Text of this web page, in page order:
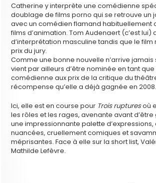
Catherine y interprète une comédienne
doublage de films porno qui se retrouve un
avec un comédien flamand habituellement
films d’animation. Tom Audenaert (c’est
d’interprétation masculine tandis que le
prix du jury.
Comme une bonne nouvelle n’arrive jamais
vient par ailleurs d’être nominée en tant
comédienne aux prix de la critique du
récompense qu’elle a déjà gagnée en 2008.
Ici, elle est en course pour Trois rupturesoù
les rôles et les rages, avenante avant
une impressionnante palette d’expressions,
nuancées, cruellement comiques et
méprisantes. Face à elle sur la short list,
Mathilde Lefèvre.